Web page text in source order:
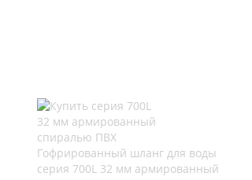
Гофрированный шланг для воды
серия 700L 32 мм армированный